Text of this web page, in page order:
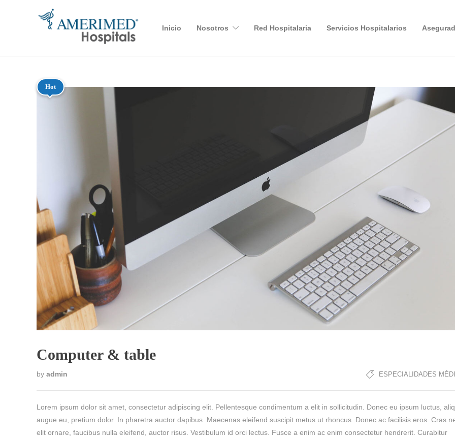
Inicio Nosotros Red Hospitalaria Servicios Hospitalarios
Hot
Computer & table
by admin ESPECIALIDADES
Lorem ipsum dolor sit amet, consectetur adipiscing elit. Pellentesque condimentum a elit in sollicitudin. Donec eu ipsum luctus,
augue eu, pretium dolor. In pharetra auctor dapibus. Maecenas eleifend suscipit metus ut rhoncus. Donec ac facilisis eros. Cras
elit ornare, faucibus nulla eleifend, auctor risus. Vestibulum id orci lectus. Fusce a enim ac enim consectetur hendrerit. Curabitur